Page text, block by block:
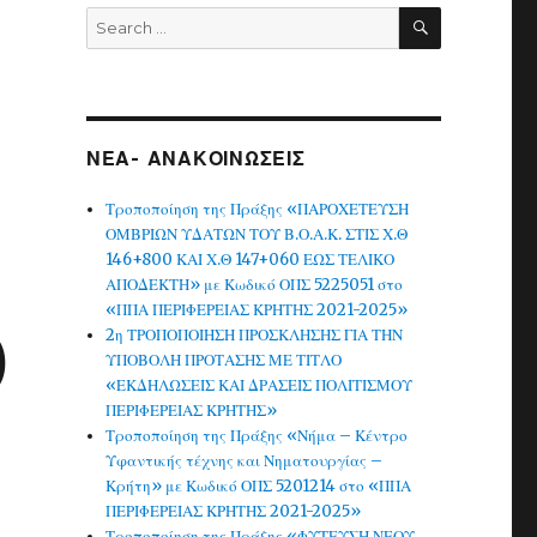
Search
for:
SEARCH
ΝΕΑ- ΑΝΑΚΟΙΝΩΣΕΙΣ
Τροποποίηση της Πράξης «ΠΑΡΟΧΕΤΕΥΣΗ
ΟΜΒΡΙΩΝ ΥΔΑΤΩΝ ΤΟΥ Β.Ο.Α.Κ. ΣΤΙΣ Χ.Θ
146+800 ΚΑΙ Χ.Θ 147+060 ΕΩΣ ΤΕΛΙΚΟ
ΑΠΟΔΕΚΤΗ» με Κωδικό ΟΠΣ 5225051 στο
«ΠΠΑ ΠΕΡΙΦΕΡΕΙΑΣ ΚΡΗΤΗΣ 2021-2025»
2η ΤΡΟΠΟΠΟΙΗΣΗ ΠΡΟΣΚΛΗΣΗΣ ΓΙΑ ΤΗΝ
ΥΠΟΒΟΛΗ ΠΡΟΤΑΣΗΣ ΜΕ ΤΙΤΛΟ
«ΕΚΔΗΛΩΣΕΙΣ ΚΑΙ ΔΡΑΣΕΙΣ ΠΟΛΙΤΙΣΜΟΥ
ΠΕΡΙΦΕΡΕΙΑΣ ΚΡΗΤΗΣ»
Τροποποίηση της Πράξης «Νήμα – Κέντρο
Υφαντικής τέχνης και Νηματουργίας –
Κρήτη» με Κωδικό ΟΠΣ 5201214 στο «ΠΠΑ
ΠΕΡΙΦΕΡΕΙΑΣ ΚΡΗΤΗΣ 2021-2025»